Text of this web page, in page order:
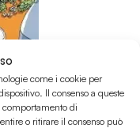
come i cookie per
Il consenso a queste
di
o ritirare il consenso può